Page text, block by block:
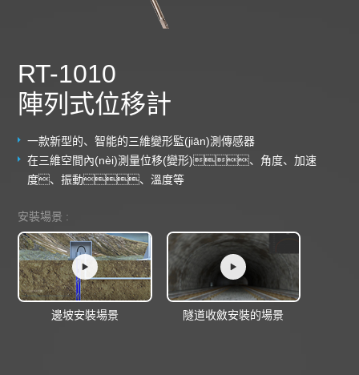
RT-1010
陣列式位移計
一款新型的、智能的三維變形監(jiān)測傳感器
在三維空間內(nèi)測量位移(變形)、角度、加速
度、振動、溫度等
安裝場景 :
邊坡安裝場景 隧道收斂安裝的場景